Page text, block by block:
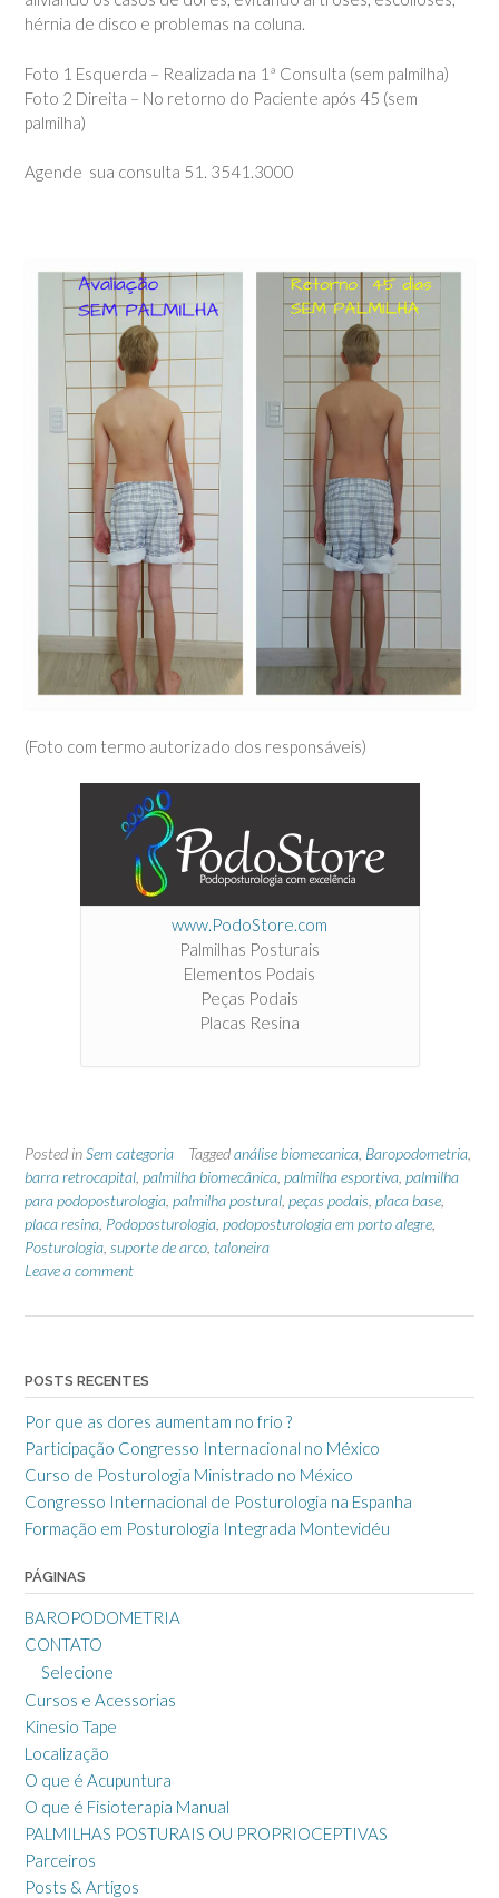
hérnia de disco e problemas na coluna.
Foto 1 Esquerda – Realizada na 1ª Consulta (sem palmilha)
Foto 2 Direita – No retorno do Paciente após 45 (sem
palmilha)
Agende sua consulta 51. 3541.3000
(Foto com termo autorizado dos responsáveis)
www.PodoStore.com
Palmilhas Posturais
Elementos Podais
Peças Podais
Placas Resina
Posted inSem categoria Taggedanálise biomecanica Baropodometria
barra retrocapital palmilha biomecânica palmilha esportiva palmilha
para podoposturologia palmilha postural peças podais placa base
placa resina Podoposturologia podoposturologia em porto alegre
Posturologia suporte de arco taloneira
Leave a comment
POSTS RECENTES
Por que as dores aumentam no frio ?
Participação Congresso Internacional no México
Curso de Posturologia Ministrado no México
Congresso Internacional de Posturologia na Espanha
Formação em Posturologia Integrada Montevidéu
PÁGINAS
BAROPODOMETRIA
CONTATO
Selecione
Cursos e Acessorias
Kinesio Tape
Localização
O que é Acupuntura
O que é Fisioterapia Manual
PALMILHAS POSTURAIS OU PROPRIOCEPTIVAS
Parceiros
Posts & Artigos